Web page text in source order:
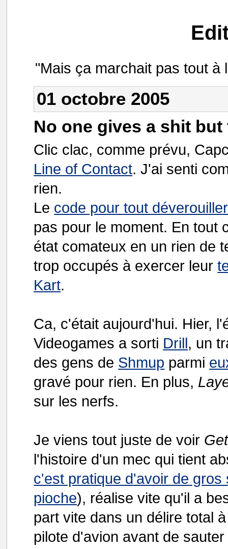
"Mais ça marchait pas tout à
01 octobre 2005
No one gives a shit
Clic clac, comme prévu,
Line of Contact. J'ai senti
rien.
Le code pour tout
pas pour le moment. En tout
état comateux en un rien de
trop occupés à exercer leur
Kart.
Ca, c'était aujourd'hui. Hier,
Videogames a sorti Drill, un
des gens de Shmup parmi
gravé pour rien. En plus,
sur les nerfs.
Je viens tout juste de voir
l'histoire d'un mec qui tient
c'est pratique d'avoir de
pioche), réalise vite qu'il a
part vite dans un délire total
pilote d'avion avant de